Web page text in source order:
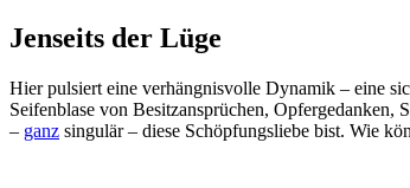
Jenseits der Lüge
Hier pulsiert eine verhängnisvolle Dynamik – eine
Seifenblase von Besitzansprüchen,
– ganz singulär – diese Schöpfungsliebe bist. Wie